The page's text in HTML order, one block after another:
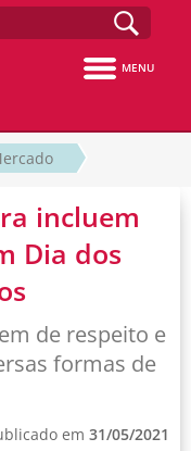
MENU
incluem
Dia dos
de respeito e
formas de
em 31/05/2021